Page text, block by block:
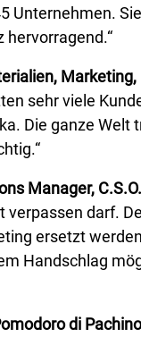
Unternehmen.
sehr viele
Die ganze Welt
Manager,
verpassen darf.
ersetzt
Handschlag
di